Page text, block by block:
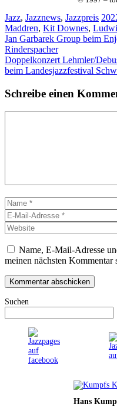
Kategorien
Jazz, Jazznews, Jazzpreis
Maddren, Kit Downes,
Jan Garbarek Group beim
Rinderspacher
Doppelkonzert Lehmler/
beim Landesjazzfestival
Schreibe einen
Name
Name, E-Mail-Adresse
meinen nächsten Kommentar
Suchen
Hans